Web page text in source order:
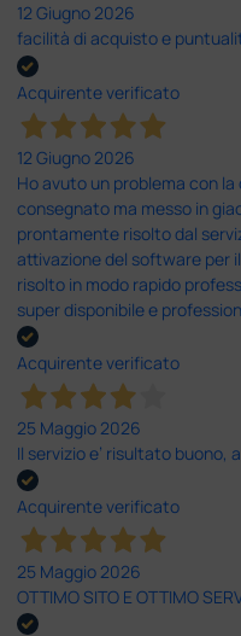
12 Giugno 2026
facilità di acquisto e
Acquirente verificato
12 Giugno 2026
Ho avuto un problema con
consegnato ma messo in
prontamente risolto dal
attivazione del software per
risolto in modo rapido
super disponibile e
Acquirente verificato
25 Maggio 2026
Il servizio e’ risultato buono,
Acquirente verificato
25 Maggio 2026
OTTIMO SITO E OTTIMO